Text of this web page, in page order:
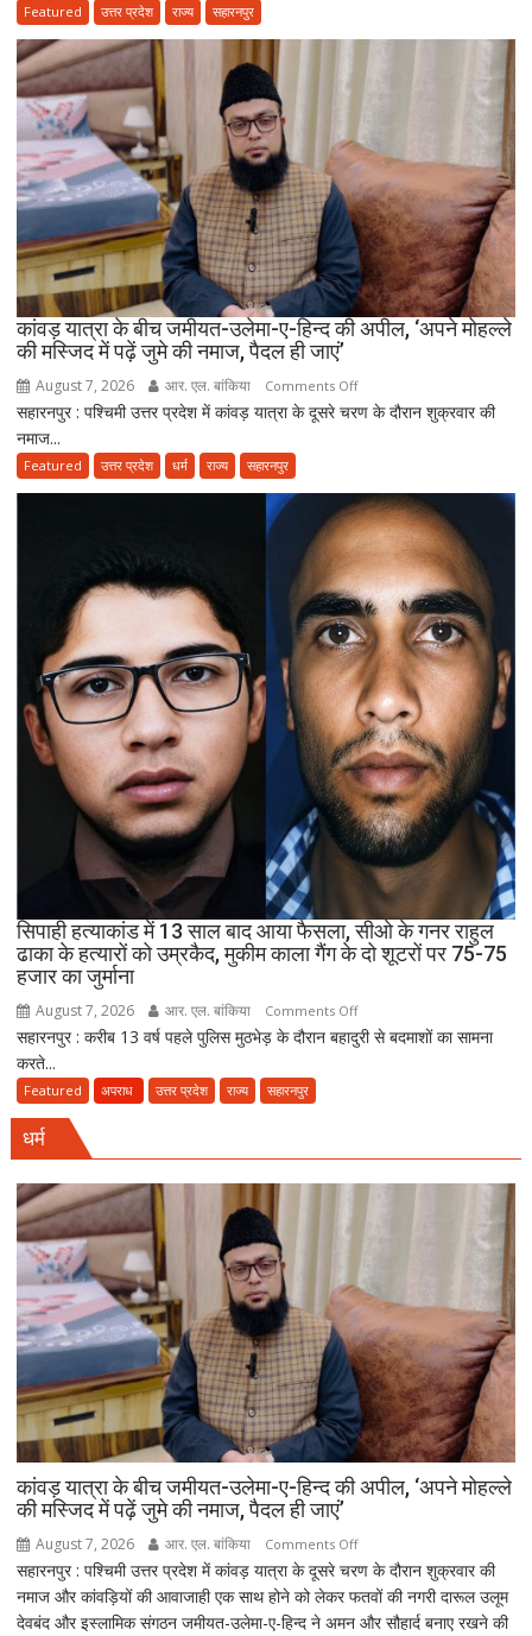
रही
डीजे
की
हाइट,
सड़क
पर
उतरे
एसएसपी
अभिनंदन;
होंगे
बर्दाश्त
Featured उत्तर प्रदेश राज्य सहारनपुर
कांवड़ यात्रा के बीच जमीयत-उलेमा-ए-हिन्द की अपील, ‘अपने मोहल्ले
की मस्जिद में पढ़ें जुमे की नमाज, पैदल ही जाएं’
August 7, 2026 आर. एल. बांकिया Comments Offon
कांवड़
बीच
जमीयत-
उलेमा-
ए-
हिन्द
की
अपील,
‘अपने
मोहल्ले
की
मस्जिद
में
पढ़ें
जुमे
की
नमाज,
ही
जाएं’
सहारनपुर : पश्चिमी उत्तर प्रदेश में कांवड़ यात्रा के दूसरे चरण के दौरान शुक्रवार की
नमाज...
Featured उत्तर प्रदेश धर्म राज्य सहारनपुर
सिपाही हत्याकांड में 13 साल बाद आया फैसला, सीओ के गनर राहुल
ढाका के हत्यारों को उम्रकैद, मुकीम काला गैंग के दो शूटरों पर 75-75
हजार का जुर्माना
August 7, 2026 आर. एल. बांकिया Comments Offon
सिपाही
के
गनर
राहुल
ढाका
के
हत्यारों
को
उम्रकैद,
मुकीम
शूटरों
सहारनपुर : करीब 13 वर्ष पहले पुलिस मुठभेड़ के दौरान बहादुरी से बदमाशों का सामना
करते...
Featured अपराध उत्तर प्रदेश राज्य सहारनपुर
धर्म
कांवड़ यात्रा के बीच जमीयत-उलेमा-ए-हिन्द की अपील, ‘अपने मोहल्ले
की मस्जिद में पढ़ें जुमे की नमाज, पैदल ही जाएं’
August 7, 2026 आर. एल. बांकिया Comments Offon
कांवड़
यात्रा
के
सहारनपुर : पश्चिमी उत्तर प्रदेश में कांवड़ यात्रा के दूसरे चरण के दौरान शुक्रवार की
नमाज और कांवड़ियों की आवाजाही एक साथ होने को लेकर फतवों की नगरी दारूल उलूम
देवबंद और इस्लामिक संगठन जमीयत-उलेमा-ए-हिन्द ने अमन और सौहार्द बनाए रखने की